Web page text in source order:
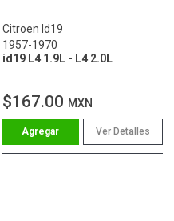
Citroen Id19
1957-1970
id19 L4 1.9L - L4 2.0L
$167.00 MXN
Ver Detalles